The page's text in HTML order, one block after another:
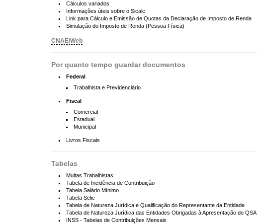
Cálculos variados
Informações úteis sobre o Sicalc
Link para Cálculo e Emissão de Quotas da Declaração de Imposto de Renda
Simulação do Imposto de Renda (Pessoa Física)
CNAE/Web
Por quanto tempo guardar documentos
Federal
Trabalhista e Previdenciário
Fiscal
Comercial
Estadual
Municipal
Livros Fiscais
Tabelas
Multas Trabalhistas
Tabela de Incidência de Contribuição
Tabela Salário Mínimo
Tabela Selic
Tabela de Natureza Jurídica e Qualificação do Representante da Entidade
Tabela de Natureza Jurídica das Entidades Obrigadas à Apresentação do QSA
INSS - Tabelas de Contribuições Mensais